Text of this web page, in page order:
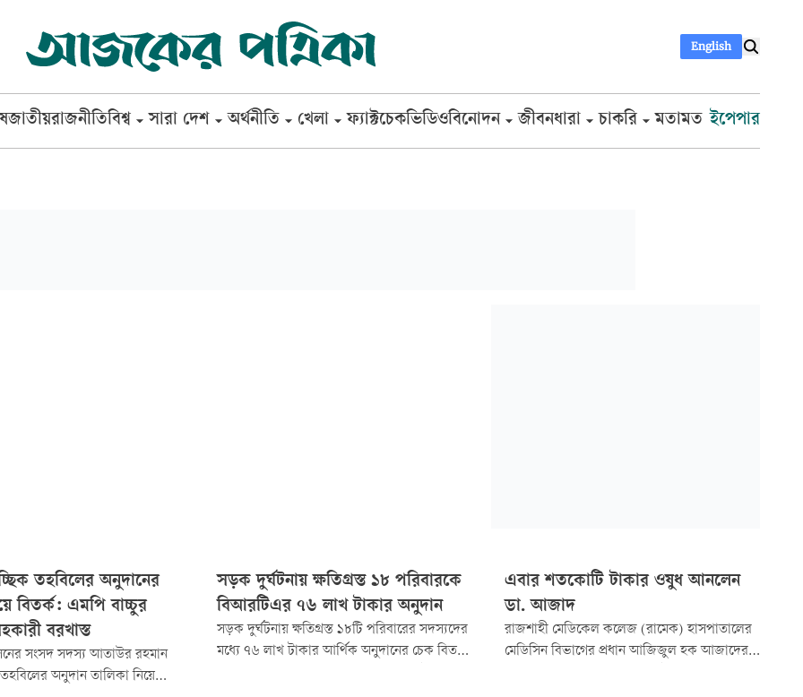
English
জাতীয়রাজনীতিবিশ্ব সারা দেশ অর্থনীতি খেলা ফ্যাক্টচেকভিডিওবিনোদন জীবনধারা চাকরি মতামত ইপেপার
তহবিলের অনুদানের
বিতর্ক: এমপি বাচ্চুর
বরখাস্ত
সংসদ সদস্য আতাউর রহমান
অনুদান তালিকা নিয়ে
সড়ক দুর্ঘটনায় ক্ষতিগ্রস্ত ১৮ পরিবারকে
বিআরটিএর ৭৬ লাখ টাকার অনুদান
সড়ক দুর্ঘটনায় ক্ষতিগ্রস্ত ১৮টি পরিবারের সদস্যদের
মধ্যে ৭৬ লাখ টাকার আর্থিক অনুদানের চেক বিতরণ
এবার শতকোটি টাকার ওষুধ আনলেন
ডা. আজাদ
রাজশাহী মেডিকেল কলেজ (রামেক) হাসপাতালের
মেডিসিন বিভাগের প্রধান আজিজুল হক আজাদের